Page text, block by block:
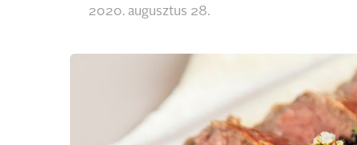
2020. augusztus 28.